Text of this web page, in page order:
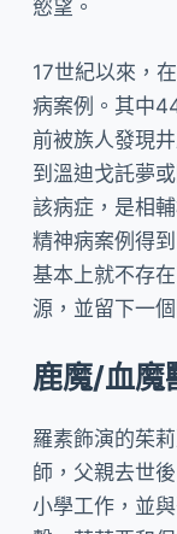
慾望。
17世紀以來，
病案例。其中
前被族人發現
到溫迪戈託夢
該病症，是相
精神病案例得
基本上就不存
源，並留下一
鹿魔/血魔
羅素飾演的茱
師，父親去世
小學工作，並